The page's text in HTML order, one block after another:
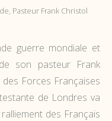
Pasteur Frank Christol
guerre mondiale et
son pasteur Frank
Forces Françaises
de Londres va
des Français